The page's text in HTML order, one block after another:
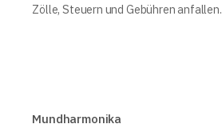
Zölle, Steuern und Gebühren anfallen.
Mundharmonika